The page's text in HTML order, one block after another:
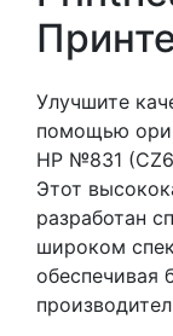
Улучшите
помощью
HP №831
Этот
разработан
широком
обеспечивая